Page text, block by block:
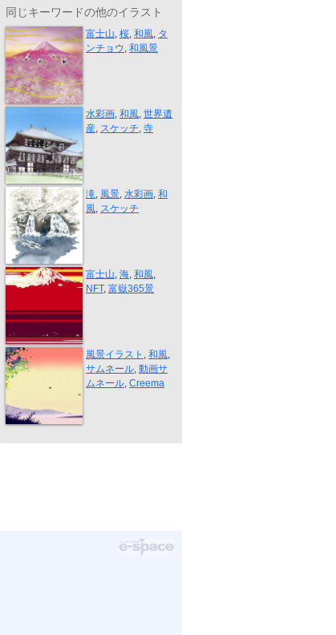
同じキーワードの他のイラスト
赤富士と桜
富士山, 桜, 和風, タ
ンチョウ, 和風景
東大寺大仏殿...
水彩画, 和風, 世界遺
産, スケッチ, 寺
赤目四十八滝
滝, 風景, 水彩画, 和
風, スケッチ
燃える富士
富士山, 海, 和風,
NFT, 富嶽365景
色づく秋の始...
風景イラスト , 和風,
サムネール, 動画サ
ムネール, Creema